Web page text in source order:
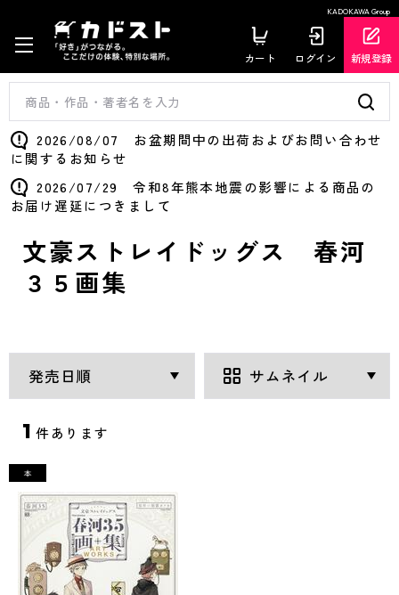
KADOKAWA Group
カート ログイン 新規登録
2026/08/07 お盆期間中の出荷およびお問い合わせ
に関するお知らせ
2026/07/29 令和8年熊本地震の影響による商品の
お届け遅延につきまして
文豪ストレイドッグス 春河
３５画集
1 件あります